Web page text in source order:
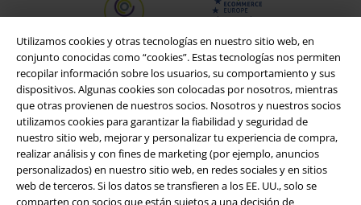
Utilizamos cookies y otras tecnologías en nuestro sitio web, en
conjunto conocidas como “cookies”. Estas tecnologías nos permiten
recopilar información sobre los usuarios, su comportamiento y sus
dispositivos. Algunas cookies son colocadas por nosotros, mientras
que otras provienen de nuestros socios. Nosotros y nuestros socios
utilizamos cookies para garantizar la fiabilidad y seguridad de
nuestro sitio web, mejorar y personalizar tu experiencia de compra,
realizar análisis y con fines de marketing (por ejemplo, anuncios
personalizados) en nuestro sitio web, en redes sociales y en sitios
web de terceros. Si los datos se transfieren a los EE. UU., solo se
comparten con socios que están sujetos a una decisión de